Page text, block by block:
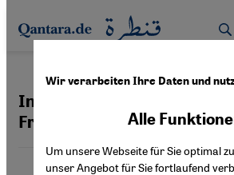
Direkt zum Inhalt springen
Indonesien / Gastland der
Frankfurter Buchmesse
Wir verarbeiten Ihre Daten und
Alle
Um unsere Webseite für Sie optimal
unser Angebot für Sie fortlaufend